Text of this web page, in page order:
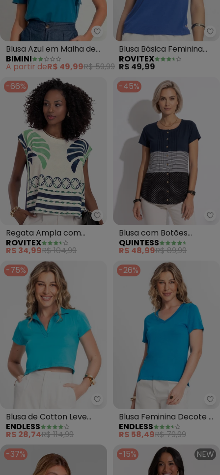
Bimini - Blusa Azul em Malha
Blusa Azul em Malha de
Algodão
BIMINI
A partir deR$ 49,99R$ 59,99
Blusa Básica Feminina
(Azul)
ROVITEX
R$ 49,99
-66%
Rovitex - Regata Ampla com
Regata Ampla com
Estampa (Azul)
ROVITEX
R$ 34,99R$ 104,99
-45%
Blusa com Botões
Frontais (Listras e
Marinho)
QUINTESS
R$ 48,99R$ 89,99
-75%
Endless - Blusa de Cotton Leve
Blusa de Cotton Leve
Feminina (Azul)
ENDLESS
R$ 28,74R$ 114,99
-26%
Blusa Feminina Decote V
(Azul)
ENDLESS
R$ 58,49R$ 79,99
-37%
-15% NEW